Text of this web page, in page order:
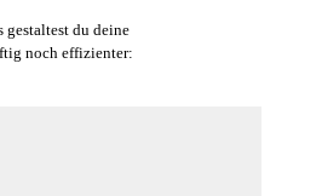
du deine
noch effizienter: